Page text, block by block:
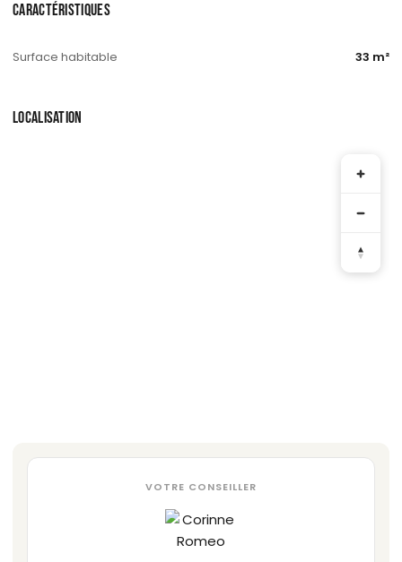
CARACTÉRISTIQUES
Surface habitable 33 m²
LOCALISATION
VOTRE CONSEILLER